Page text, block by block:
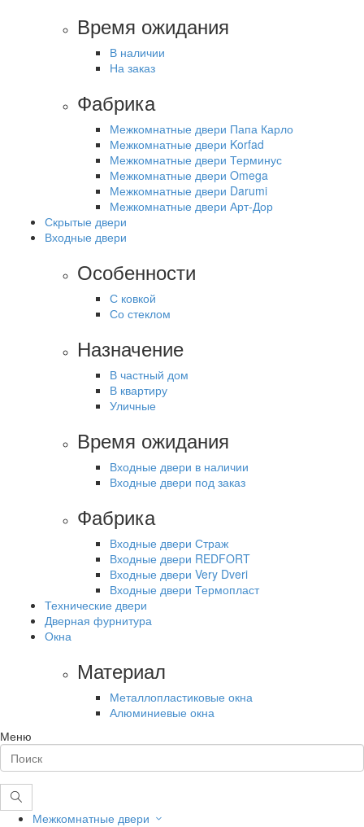
Время ожидания
В наличии
На заказ
Фабрика
Межкомнатные двери Папа Карло
Межкомнатные двери Korfad
Межкомнатные двери Терминус
Межкомнатные двери Omega
Межкомнатные двери Darumi
Межкомнатные двери Арт-Дор
Скрытые двери
Входные двери
Особенности
С ковкой
Со стеклом
Назначение
В частный дом
В квартиру
Уличные
Время ожидания
Входные двери в наличии
Входные двери под заказ
Фабрика
Входные двери Страж
Входные двери REDFORT
Входные двери Very Dveri
Входные двери Термопласт
Технические двери
Дверная фурнитура
Окна
Материал
Металлопластиковые окна
Алюминиевые окна
Меню
Межкомнатные двери